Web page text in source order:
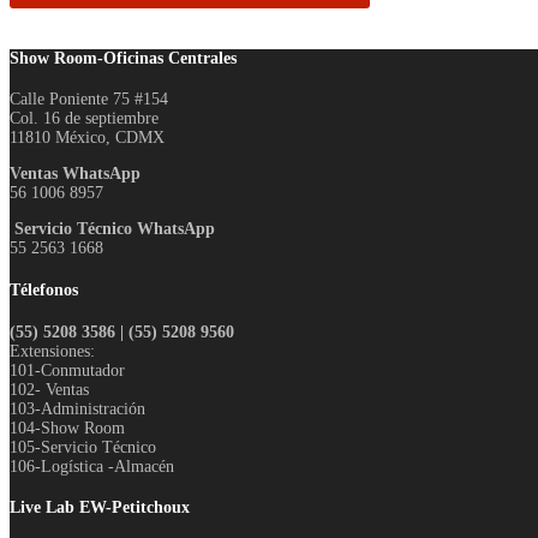
Show Room-Oficinas Centrales
Calle Poniente 75 #154
Col. 16 de septiembre
11810 México, CDMX
Ventas WhatsApp
56 1006 8957
Servicio Técnico WhatsApp
55 2563 1668
Télefonos
(55) 5208 3586 | (55) 5208 9560
Extensiones:
101-Conmutador
102- Ventas
103-Administración
104-Show Room
105-Servicio Técnico
106-Logística -Almacén
Live Lab EW-Petitchoux